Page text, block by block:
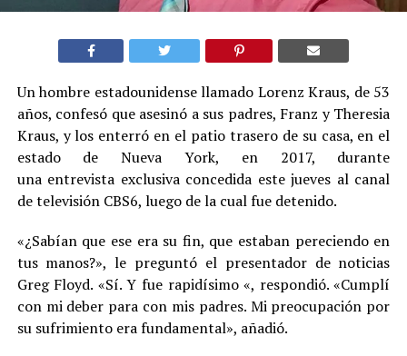
Un hombre estadounidense llamado Lorenz Kraus, de 53
años, confesó que asesinó a sus padres, Franz y Theresia
Kraus, y los enterró en el patio trasero de su casa, en el
estado de Nueva York, en 2017, durante
una entrevista exclusiva concedida este jueves al canal
de televisión CBS6, luego de la cual fue detenido.
«¿Sabían que ese era su fin, que estaban pereciendo en
tus manos?», le preguntó el presentador de noticias
Greg Floyd. «Sí. Y fue rapidísimo «, respondió. «Cumplí
con mi deber para con mis padres. Mi preocupación por
su sufrimiento era fundamental», añadió.